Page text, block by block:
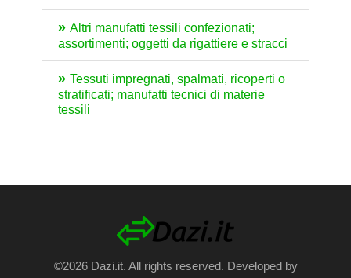
Altri manufatti tessili confezionati;
assortimenti; oggetti da rigattiere e stracci
Tessuti impregnati, spalmati, ricoperti o
stratificati; manufatti tecnici di materie
tessili
©2026 Dazi.it. All rights reserved. Developed by